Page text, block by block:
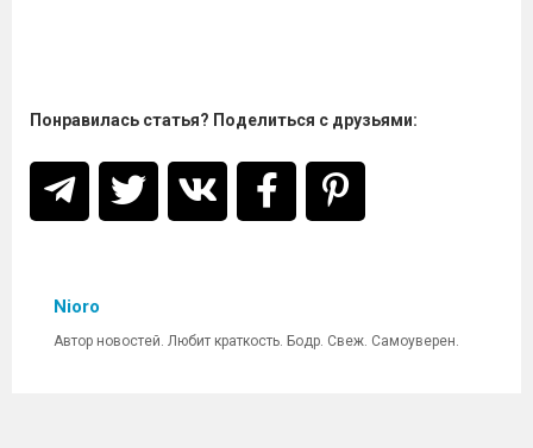
Понравилась статья? Поделиться с друзьями:
Nioro
Автор новостей. Любит краткость. Бодр. Свеж. Самоуверен.